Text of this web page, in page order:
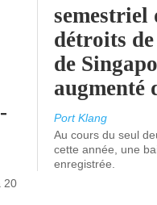
20
semestriel
détroits
de
augmenté
Port Klang
Au cours du seul
cette année, une
enregistrée.